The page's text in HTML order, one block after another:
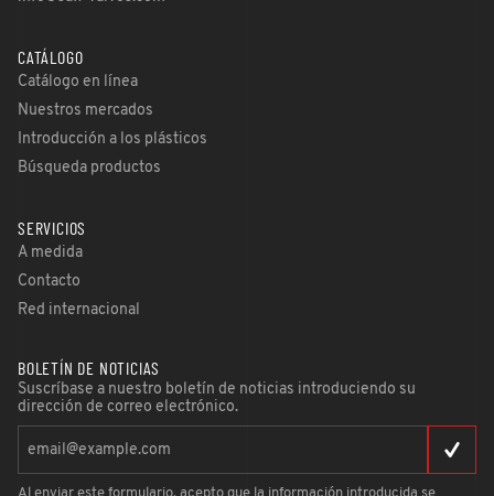
CATÁLOGO
Catálogo en línea
Nuestros mercados
Introducción a los plásticos
Búsqueda productos
SERVICIOS
A medida
Contacto
Red internacional
BOLETÍN DE NOTICIAS
Suscríbase a nuestro boletín de noticias introduciendo su
dirección de correo electrónico.